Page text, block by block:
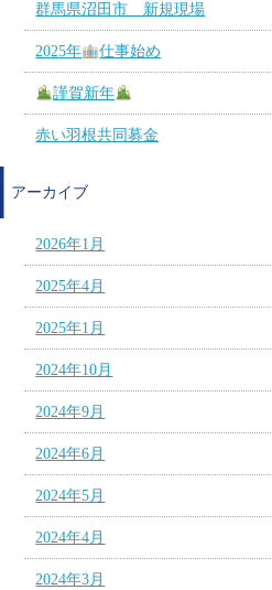
群馬県沼田市 新規現場
2025年 仕事始め
謹賀新年
赤い羽根共同募金
アーカイブ
2026年1月
2025年4月
2025年1月
2024年10月
2024年9月
2024年6月
2024年5月
2024年4月
2024年3月